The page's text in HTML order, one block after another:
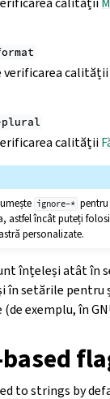
verificarea calității
plural
calității
ignore-*
astfel încât puteți
personalizate.
înțeleși atât în
în setările pentru
(de exemplu, în
to strings by